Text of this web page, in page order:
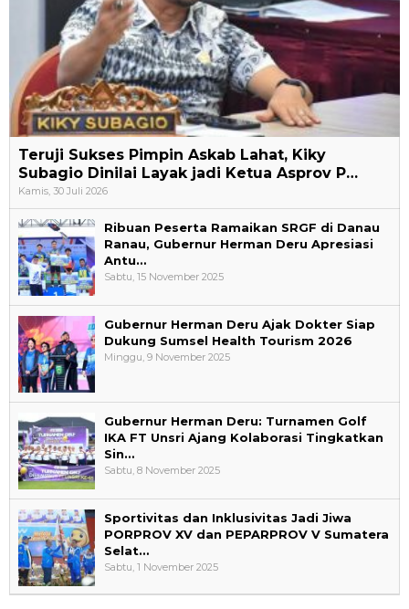
Teruji Sukses Pimpin Askab Lahat, Kiky
Subagio Dinilai Layak jadi Ketua Asprov P…
Kamis, 30 Juli 2026
Ribuan Peserta Ramaikan SRGF di Danau
Ranau, Gubernur Herman Deru Apresiasi
Antu…
Sabtu, 15 November 2025
Gubernur Herman Deru Ajak Dokter Siap
Dukung Sumsel Health Tourism 2026
Minggu, 9 November 2025
Gubernur Herman Deru: Turnamen Golf
IKA FT Unsri Ajang Kolaborasi Tingkatkan
Sin…
Sabtu, 8 November 2025
Sportivitas dan Inklusivitas Jadi Jiwa
PORPROV XV dan PEPARPROV V Sumatera
Selat…
Sabtu, 1 November 2025